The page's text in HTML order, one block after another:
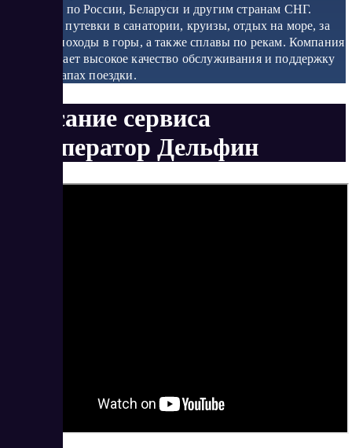
экскурсии по России, Беларуси и другим странам СНГ.
Доступны путевки в санатории, круизы, отдых на море, за
городом, походы в горы, а также сплавы по рекам. Компания
обеспечивает высокое качество обслуживания и поддержку
на всех этапах поездки.
Описание сервиса
Туроператор Дельфин